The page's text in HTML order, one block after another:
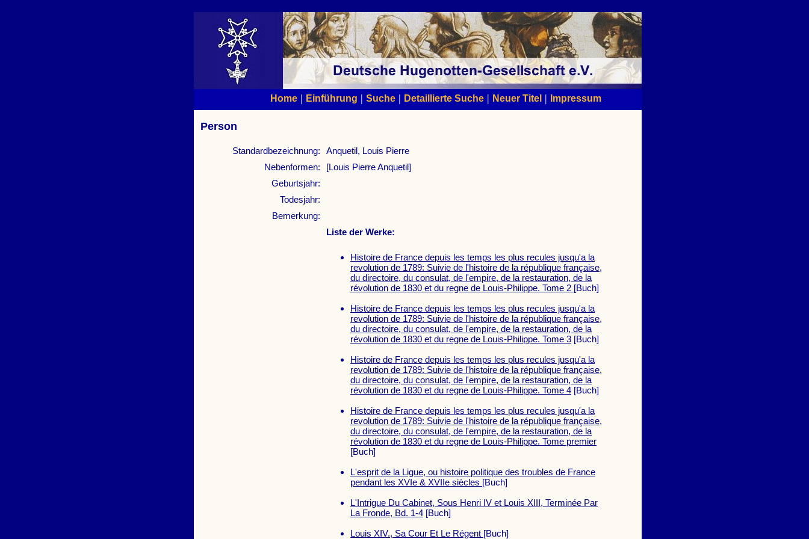
Home | Einführung | Suche | Detaillierte Suche | Neuer Titel | Impressum
Person
Standardbezeichnung:
Anquetil, Louis Pierre
Nebenformen:
[Louis Pierre Anquetil]
Geburtsjahr:
Todesjahr:
Bemerkung:
Liste der Werke:
Histoire de France depuis les temps les plus recules jusqu'a la
revolution de 1789: Suivie de l'histoire de la république française,
du directoire, du consulat, de l'empire, de la restauration, de la
révolution de 1830 et du regne de Louis-Philippe. Tome 2 [Buch]
Histoire de France depuis les temps les plus recules jusqu'a la
revolution de 1789: Suivie de l'histoire de la république française,
du directoire, du consulat, de l'empire, de la restauration, de la
révolution de 1830 et du regne de Louis-Philippe. Tome 3 [Buch]
Histoire de France depuis les temps les plus recules jusqu'a la
revolution de 1789: Suivie de l'histoire de la république française,
du directoire, du consulat, de l'empire, de la restauration, de la
révolution de 1830 et du regne de Louis-Philippe. Tome 4 [Buch]
Histoire de France depuis les temps les plus recules jusqu'a la
revolution de 1789: Suivie de l'histoire de la république française,
du directoire, du consulat, de l'empire, de la restauration, de la
révolution de 1830 et du regne de Louis-Philippe. Tome premier
[Buch]
L'esprit de la Ligue, ou histoire politique des troubles de France
pendant les XVIe & XVIIe siècles [Buch]
L'Intrigue Du Cabinet, Sous Henri IV et Louis XIII, Terminée Par
La Fronde, Bd. 1-4 [Buch]
Louis XIV., Sa Cour Et Le Régent [Buch]